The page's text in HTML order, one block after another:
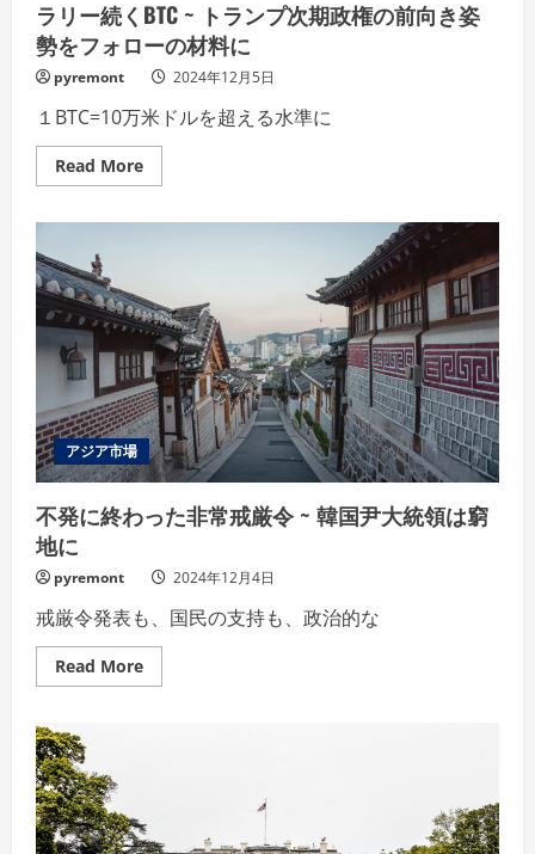
か？
ラリー続くBTC ~ トランプ次期政権の前向き姿
勢をフォローの材料に
pyremont 2024年12月5日
１BTC=10万米ドルを超える水準に
Read MoreRead
more
BTC
~
ト
ラ
ン
プ
次
期
政
権
の
前
き
姿
を
フ
ロ
ー
の
材
料
アジア市場
不発に終わった非常戒厳令 ~ 韓国尹大統領は窮
地に
pyremont 2024年12月4日
戒厳令発表も、国民の支持も、政治的な
Read MoreRead
more
非
常